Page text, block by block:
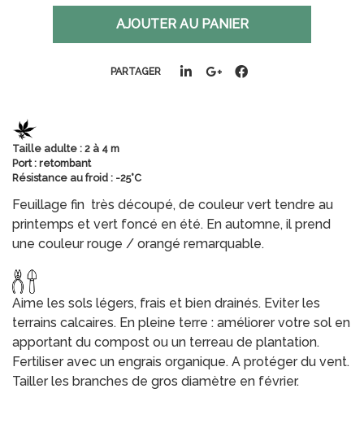
PARTAGER
Taille adulte : 2 à 4 m
Port : retombant
Résistance au froid : -25°C
Feuillage fin très découpé, de couleur vert tendre au
printemps et vert foncé en été. En automne, il prend
une couleur rouge / orangé remarquable.
Aime les sols légers, frais et bien drainés. Eviter les
terrains calcaires. En pleine terre : améliorer votre sol en
apportant du compost ou un terreau de plantation.
Fertiliser avec un engrais organique. A protéger du vent.
Tailler les branches de gros diamètre en février.